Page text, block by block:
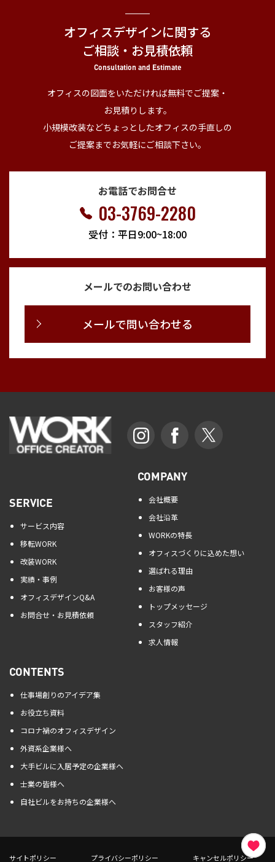
オフィスデザインに関する
ご相談・お見積依頼
Consultation and Estimate
オフィスの図面をいただければ無料でご提案・
お見積りします。
小規模改装などちょっとしたオフィスの手直しの
ご提案までお気軽にご相談下さい。
お電話でお問合せ
03-3769-2280
受付：平日9:00~18:00
メールでのお問い合わせ
メールで問い合わせる
SERVICE
サービス内容
移転WORK
改装WORK
実績・事例
オフィスデザインQ&A
お問合せ・お見積依頼
COMPANY
会社概要
会社沿革
WORKの特長
オフィスづくりに込めた想い
選ばれる理由
お客様の声
トップメッセージ
スタッフ紹介
求人情報
CONTENTS
仕事場創りのアイデア集
お役立ち資料
コロナ禍のオフィスデザイン
外資系企業様へ
大手ビルに入居予定の企業様へ
士業の皆様へ
自社ビルをお持ちの企業様へ
サイトポリシー プライバシーポリシー キャンセルポリシー